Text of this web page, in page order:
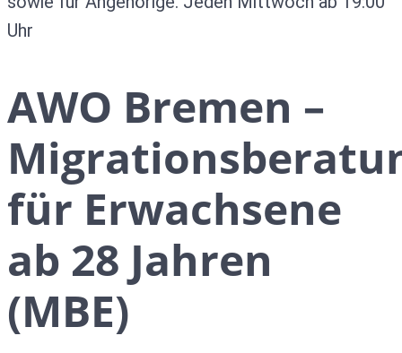
Uhr
AWO Bremen –
für Erwachsene
ab 28 Jahren
(MBE)